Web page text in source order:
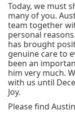
Today, we must
many of you.
team together
personal
has brought
genuine care to
been an
him very much.
with us until
Joy.
Please find